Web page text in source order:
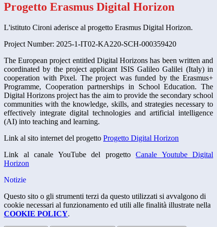
Progetto Erasmus Digital Horizon
L'istituto Cironi aderisce al progetto Erasmus Digital Horizon.
Project Number: 2025-1-IT02-KA220-SCH-000359420
The European project entitled Digital Horizons has been written and
coordinated by the project applicant ISIS Galileo Galilei (Italy) in
cooperation with Pixel. The project was funded by the Erasmus+
Programme, Cooperation partnerships in School Education. The
Digital Horizons project has the aim to provide the secondary school
communities with the knowledge, skills, and strategies necessary to
effectively integrate digital technologies and artificial intelligence
(AI) into teaching and learning.
Link al sito internet del progetto Progetto Digital Horizon
Link al canale YouTube del progetto Canale Youtube Digital
Horizon
Notizie
Questo sito o gli strumenti terzi da questo utilizzati si avvalgono di
cookie necessari al funzionamento ed utili alle finalità illustrate nella
COOKIE POLICY.